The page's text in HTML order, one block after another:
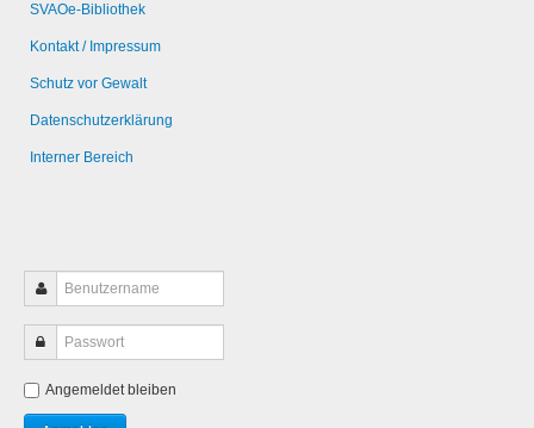
SVAOe-Bibliothek
Kontakt / Impressum
Schutz vor Gewalt
Datenschutzerklärung
Interner Bereich
Angemeldet bleiben